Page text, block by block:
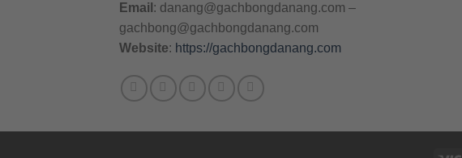
Email : danang@gachbongdanang.com –
gachbong@gachbongdanang.com
Website: https://gachbongdanang.com